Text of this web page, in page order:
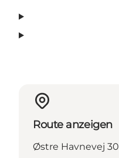
Route anzeigen
Østre Havnevej 30